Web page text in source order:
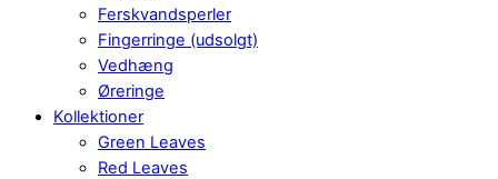
Ferskvandsperler
Fingerringe (udsolgt)
Vedhæng
Øreringe
Kollektioner
Green Leaves
Red Leaves